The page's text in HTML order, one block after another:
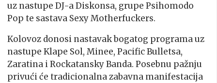
uz nastupe DJ-a Diskonsa, grupe Psihomodo
Pop te sastava Sexy Motherfuckers.
Kolovoz donosi nastavak bogatog programa uz
nastupe Klape Sol, Minee, Pacific Bulletsa,
Zaratina i Rockatansky Banda. Posebnu pažnju
privući će tradicionalna zabavna manifestacija